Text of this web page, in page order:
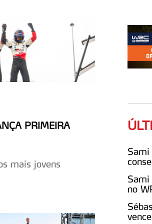
PRIMEIRA
mais jovens
Sami
Sami
no